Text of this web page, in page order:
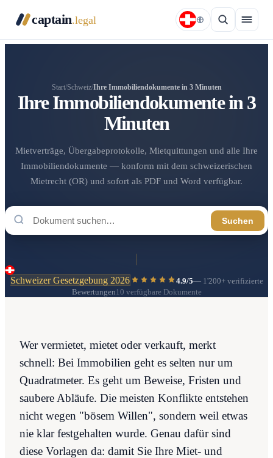
captain.legal
Start/Schweiz/Ihre Immobiliendokumente in 3 Minuten
Ihre Immobiliendokumente in 3
Minuten
Mietverträge, Übergabeprotokolle, Mietquittungen und alle Ihre
Immobiliendokumente — konform mit dem schweizerischen
Mietrecht (OR) und sofort als PDF und Word verfügbar.
Suchen
Schweizer Gesetzgebung 2026 4.9/5— 1'200+ verifizierte
Bewertungen10 verfügbare Dokumente
Wer vermietet, mietet oder verkauft, merkt
schnell: Bei Immobilien geht es selten nur um
Quadratmeter. Es geht um Beweise, Fristen und
saubere Abläufe. Die meisten Konflikte entstehen
nicht wegen "bösem Willen", sondern weil etwas
nie klar festgehalten wurde. Genau dafür sind
diese Vorlagen da: damit Sie Ihre Miet- und